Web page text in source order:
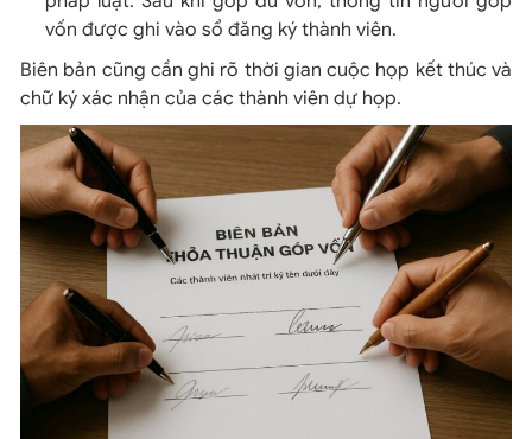
vốn được ghi vào sổ đăng ký thành viên.
Biên bản cũng cần ghi rõ thời gian cuộc họp kết thúc và
chữ ký xác nhận của các thành viên dự họp.